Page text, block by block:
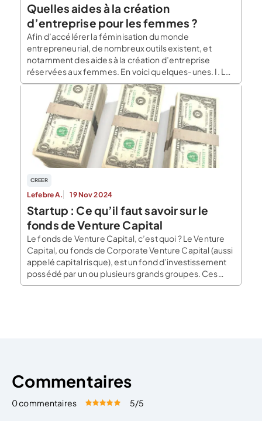
Quelles aides à la création
d’entreprise pour les femmes ?
Afin d’accélérer la féminisation du monde
entrepreneurial, de nombreux outils existent, et
notamment des aides à la création d’entreprise
réservées aux femmes. En voici quelques-unes. I. Les
aides financières à la création d’entreprises Les
femmes entreprennent moins que les hommes, alors
même que les entreprises créées par des femmes
présentent de meilleurs résultats financiers. Il est
donc […]
CREER
Lefebre A. 19 Nov 2024
Startup : Ce qu’il faut savoir sur le
fonds de Venture Capital
Le fonds de Venture Capital, c’est quoi ? Le Venture
Capital, ou fonds de Corporate Venture Capital (aussi
appelé capital risque), est un fond d’investissement
possédé par un ou plusieurs grands groupes. Ces
fonds d’investissement servent à financer des
Commentaires
0 commentaires Évaluez cet article:
5/5